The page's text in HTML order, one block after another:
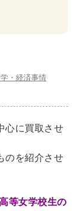
・地域研究
プ
経営学
・経済事情
心に買取させ
のを紹介させ
等女学校生の